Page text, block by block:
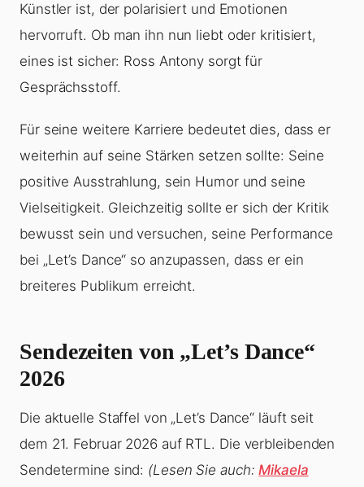
Künstler ist, der polarisiert und Emotionen
hervorruft. Ob man ihn nun liebt oder kritisiert,
eines ist sicher: Ross Antony sorgt für
Gesprächsstoff.
Für seine weitere Karriere bedeutet dies, dass er
weiterhin auf seine Stärken setzen sollte: Seine
positive Ausstrahlung, sein Humor und seine
Vielseitigkeit. Gleichzeitig sollte er sich der Kritik
bewusst sein und versuchen, seine Performance
bei „Let’s Dance“ so anzupassen, dass er ein
breiteres Publikum erreicht.
Sendezeiten von „Let’s Dance“
2026
Die aktuelle Staffel von „Let’s Dance“ läuft seit
dem 21. Februar 2026 auf RTL. Die verbleibenden
Sendetermine sind: (Lesen Sie auch:Mikaela